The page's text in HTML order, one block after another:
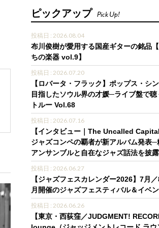
ピックアップ Pick Up!
投稿日 : 2026.08.04
布川俊樹が愛用する国産ギターの銘品
ちの楽器 vol.9】
投稿日 : 2026.07.20
【ロバータ・フラック】ポップス・シ
目指したソウル界の才媛─ライブ盤で聴
トルー Vol.68
投稿日 : 2026.07.16
【インタビュー｜The Uncalled
ジャズコンペの覇者が新アルバム発表─
アンサンブルと自在なジャズ話法を披露
投稿日 : 2026.06.27
【ジャズフェスカレンダー2026】7月
月開催のジャズフェスティバル＆イベ
投稿日 : 2026.06.26
【東京・西荻窪／JUDGMENT!